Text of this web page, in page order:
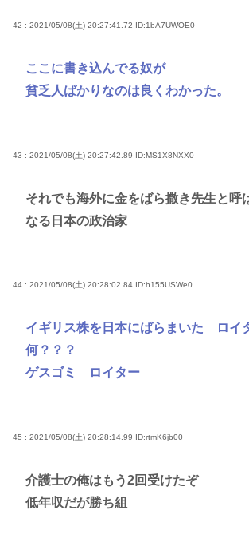
42 : 2021/05/08(土) 20:27:41.72 ID:1bA7UWOE0
ここに書き込んでる奴が
貧乏人ばかりなのは良くわかった。
43 : 2021/05/08(土) 20:27:42.89 ID:MS1X8NXX0
それでも海外に金をばら撒き先生と呼
なる日本の政治家
44 : 2021/05/08(土) 20:28:02.84 ID:h155USWe0
イギリス株を日本にばらまいた ロイ
何？？？
ゲスゴミ ロイター
45 : 2021/05/08(土) 20:28:14.99 ID:rtmK6jb00
介護士の俺はもう2回受けたぞ
低年収だが勝ち組